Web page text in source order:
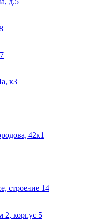
д.5
к3
42к1
строение 14
2, корпус 5